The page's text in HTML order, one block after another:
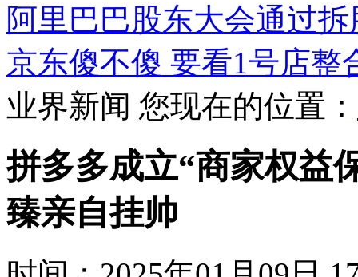
阿里巴巴股东大会通过
京东傻不傻 要看1号店整
业界新闻 您现在的位置：
拼多多成立“商家权益
臻亲自挂帅